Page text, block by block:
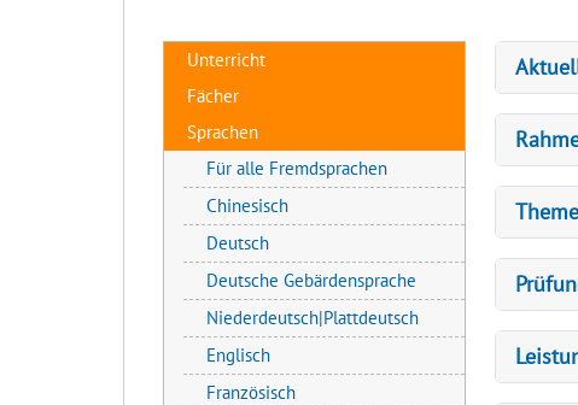
Unterricht
Fächer
Sprachen
Für alle Fremdsprachen
Chinesisch
Deutsch
Deutsche Gebärdensprache
Niederdeutsch|Plattdeutsch
Englisch
Französisch